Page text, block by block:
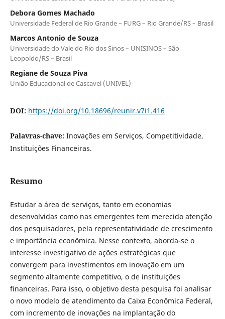
Debora Gomes Machado
Universidade Federal de Rio Grande – FURG – Rio Grande/RS – Brasil
Marcos Antonio de Souza
Universidade do Vale do Rio dos Sinos – UNISINOS – São
Leopoldo/RS – Brasil
Regiane de Souza Piva
União Educacional de Cascavel (UNIVEL)
DOI: https://doi.org/10.18696/reunir.v7i1.416
Palavras-chave: Inovações em Serviços, Competitividade,
Instituições Financeiras.
Resumo
Estudar a área de serviços, tanto em economias
desenvolvidas como nas emergentes tem merecido atenção
dos pesquisadores, pela representatividade de crescimento
e importância econômica. Nesse contexto, aborda-se o
interesse investigativo de ações estratégicas que
convergem para investimentos em inovação em um
segmento altamente competitivo, o de instituições
financeiras. Para isso, o objetivo desta pesquisa foi analisar
o novo modelo de atendimento da Caixa Econômica Federal,
com incremento de inovações na implantação do